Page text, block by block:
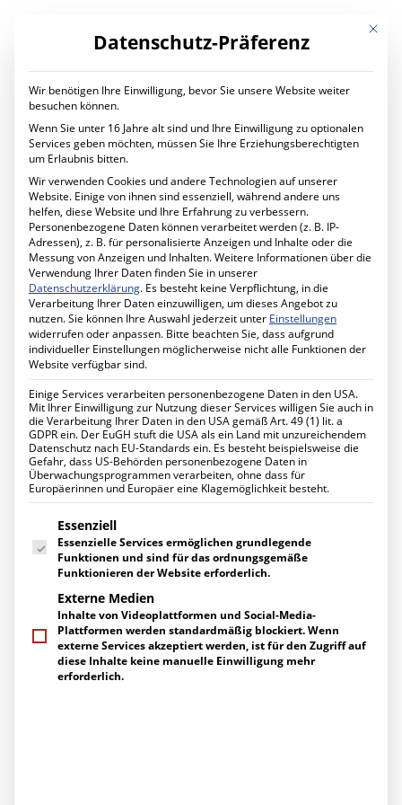
LEISTUNGEN
Digitaler Wandel im Unternehmen
Ihr Projekt mit uns
IT Services
Planung und Betrieb
IT Managed Services
Ihr Projekt mit uns
Cyber Security
Mehr Sicherheit für Ihr Unternehmen
Förderprogramm MID-Digitale Sicherheit
Ihr Projekt mit uns
Schule Digital
Unterricht digital gestalten
Ihr Projekt mit uns
Cabling Solutions
Strukturierte Verkabelung im Gebäude
Ihr Projekt mit uns
Datenschutz
Datenschutz für Ihr Unternehmen
Ihr Projekt mit uns
UNTERNEHMEN
Über uns
Management
Ihre Ansprechpartner
Engagement
Zertifizierungen
Herstellerpartner
Referenzen
KARRIERE
Stellenangebote
Ausbildung
AKTUELLES
News
Events
Pressemitteilungen
News
Startseite Aktuelles News
ALLE ANZEIGEN IT SERVICE DESK
NEWS
GEBÄUDEAUTOMATISIERUNG
NIS2 WEBINAR
COMPLIANCE
CABLING SOLUTIONS
IT SECURITY
FÖRDERMITTEL
BACKUP
SPONSORING
KÜNSTLICHE INTELLIGENZ
Mit
Datenschutz-Präferenz
Wir benötigen Ihre Einwilligung, bevor Sie unsere Website weiter
besuchen können.
Wenn Sie unter 16 Jahre alt sind und Ihre Einwilligung zu optionalen
Services geben möchten, müssen Sie Ihre Erziehungsberechtigten
um Erlaubnis bitten.
Wir verwenden Cookies und andere Technologien auf unserer
Website. Einige von ihnen sind essenziell, während andere uns
helfen, diese Website und Ihre Erfahrung zu verbessern.
Personenbezogene Daten können verarbeitet werden (z. B. IP-
Adressen), z. B. für personalisierte Anzeigen und Inhalte oder die
Messung von Anzeigen und Inhalten.Weitere Informationen über die
Verwendung Ihrer Daten finden Sie in unserer
Datenschutzerklärung. Es besteht keine Verpflichtung, in die
Verarbeitung Ihrer Daten einzuwilligen, um dieses Angebot zu
nutzen.Sie können Ihre Auswahl jederzeit unter Einstellungen
widerrufen oder anpassen. Bitte beachten Sie, dass aufgrund
individueller Einstellungen möglicherweise nicht alle Funktionen der
Website verfügbar sind.
Einige Services verarbeiten personenbezogene Daten in den USA.
Mit Ihrer Einwilligung zur Nutzung dieser Services willigen Sie auch in
die Verarbeitung Ihrer Daten in den USA gemäß Art. 49 (1) lit. a
GDPR ein. Der EuGH stuft die USA als ein Land mit unzureichendem
Datenschutz nach EU-Standards ein. Es besteht beispielsweise die
Gefahr, dass US-Behörden personenbezogene Daten in
Überwachungsprogrammen verarbeiten, ohne dass für
Europäerinnen und Europäer eine Klagemöglichkeit besteht.
Es folgt eine Liste der Service-Gruppen, für die eine Einwilligung
Essenziell
Essenzielle Services ermöglichen grundlegende
Funktionen und sind für das ordnungsgemäße
Funktionieren der Website erforderlich.
Externe Medien
Inhalte von Videoplattformen und Social-Media-
Plattformen werden standardmäßig blockiert. Wenn
externe Services akzeptiert werden, ist für den Zugriff auf
diese Inhalte keine manuelle Einwilligung mehr
erforderlich.